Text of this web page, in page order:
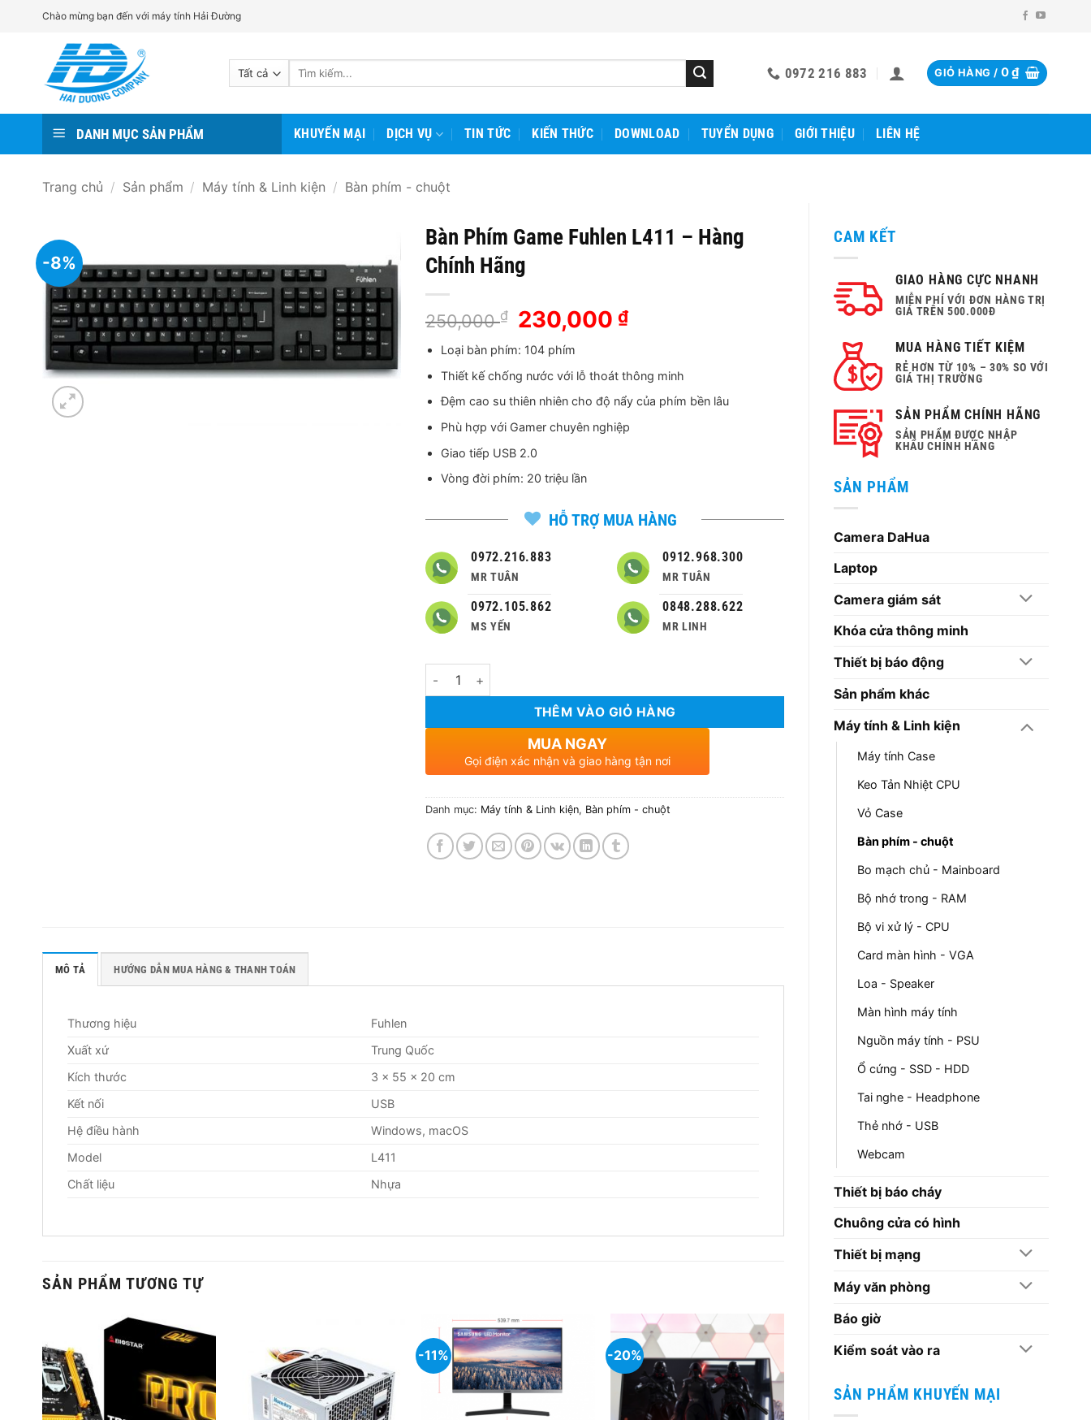
Chào mừng bạn đến với máy tính Hải Đường
Tìm
0972 216 883 GIỎ HÀNG / 0₫
DANH MỤC SẢN PHẨM KHUYẾN MẠI DỊCH VỤ TIN TỨC KIẾN THỨC DOWNLOAD TUYỂN DỤNG GIỚI THIỆU LIÊN HỆ
Trang chủ / Sản phẩm / Máy tính & Linh kiện / Bàn phím - chuột
CAM KẾT
GIAO HÀNG CỰC NHANH
MIỄN PHÍ VỚI ĐƠN HÀNG TRỊ
GIÁ TRÊN 500.000Đ
MUA HÀNG TIẾT KIỆM
RẺ HƠN TỪ 10% – 30% SO VỚI
GIÁ THỊ TRƯỜNG
SẢN PHẨM CHÍNH HÃNG
SẢN PHẨM ĐƯỢC NHẬP
KHẨU CHÍNH HÃNG
SẢN PHẨM
Camera DaHua
Laptop
Camera giám sát
Khóa cửa thông minh
Thiết bị báo động
Sản phẩm khác
Máy tính & Linh kiện
Máy tính Case
Keo Tản Nhiệt CPU
Vỏ Case
Bàn phím - chuột
Bo mạch chủ - Mainboard
Bộ nhớ trong - RAM
Bộ vi xử lý - CPU
Card màn hình - VGA
Loa - Speaker
Màn hình máy tính
Nguồn máy tính - PSU
Ổ cứng - SSD - HDD
Tai nghe - Headphone
Thẻ nhớ - USB
Webcam
Thiết bị báo cháy
Chuông cửa có hình
Thiết bị mạng
Máy văn phòng
Báo giờ
Kiểm soát vào ra
SẢN PHẨM KHUYẾN MẠI
-8%
Bàn Phím Game Fuhlen L411 – Hàng
Chính Hãng
250,000₫
Giá
là:
250,000 ₫.
230,000₫Giá
là:
230,000 ₫.
Loại bàn phím: 104 phím
Thiết kế chống nước với lỗ thoát thông minh
Đệm cao su thiên nhiên cho độ nẩy của phím bền lâu
Phù hợp với Gamer chuyên nghiệp
Giao tiếp USB 2.0
Vòng đời phím: 20 triệu lần
HỖ TRỢ MUA HÀNG
0972.216.883
MR TUÂN
0972.105.862
MS YẾN
0912.968.300
MR TUÂN
0848.288.622
MR LINH
Số lượng
THÊM VÀO GIỎ HÀNG
MUA NGAY
Gọi điện xác nhận và giao hàng tận nơi
Danh mục: Máy tính & Linh kiện, Bàn phím - chuột
MÔ TẢ HƯỚNG DẪN MUA HÀNG & THANH TOÁN
Thương hiệu
Fuhlen
Xuất xứ
Trung Quốc
Kích thước
3 x 55 x 20 cm
Kết nối
USB
Hệ điều hành
Windows, macOS
Model
L411
Chất liệu
Nhựa
SẢN PHẨM TƯƠNG TỰ
-11% -20%